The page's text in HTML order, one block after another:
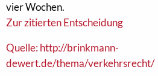
vier Wochen.
Zur zitierten Entscheidung
Quelle: http://brinkmann-
dewert.de/thema/verkehrsrecht/